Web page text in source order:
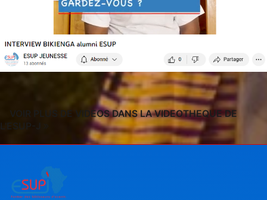
VOIR PLUS DE VIDEOS DANS LA VIDEOTHEQUE DE
L'ESUP-J